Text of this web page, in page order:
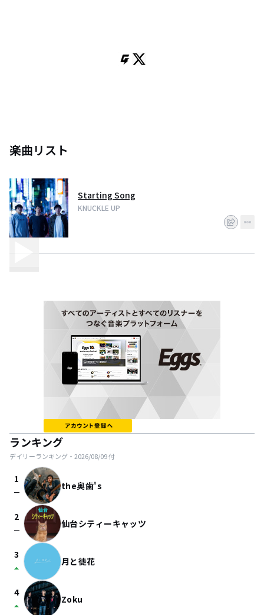
楽曲リスト
Starting Song
KNUCKLE UP
ランキング
デイリーランキング・ 2026/08/09付
1
check_indeterminate_small the奥歯's
2
check_indeterminate_small 仙台シティーキャッツ
3
arrow_drop_up 月と徒花
4
arrow_drop_up Zoku